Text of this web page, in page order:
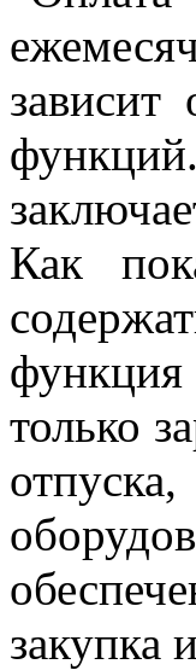
Как
только
закупка